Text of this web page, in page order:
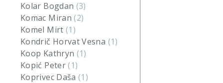
Kolar Bogdan (3)
Komac Miran(2)
Komel Mirt (1)
Kondrič Horvat Vesna (1)
Koop Kathryn (1)
Kopić Peter(1)
Koprivec Daša(1)